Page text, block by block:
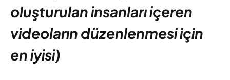
oluşturulan insanları içeren
videoların düzenlenmesi için
en iyisi)